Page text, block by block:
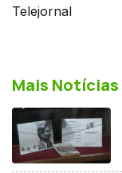
Telejornal
Mais Notícias